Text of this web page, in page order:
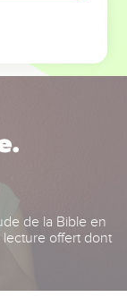
de la Bible en
offert dont